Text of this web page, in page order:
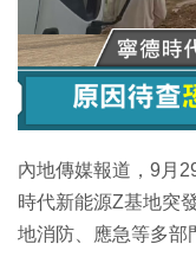
內地傳媒報道，9月
時代新能源Z基地突
地消防、應急等多部